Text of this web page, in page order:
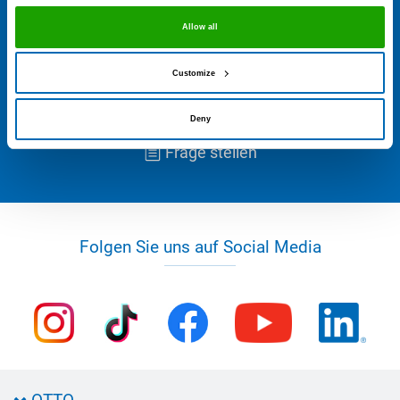
Allow all
Customize
Deny
+49 8684 908 4300
technik@otto-chemie.de
Frage stellen
Folgen Sie uns auf Social Media